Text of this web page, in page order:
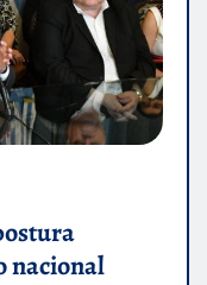
nacional